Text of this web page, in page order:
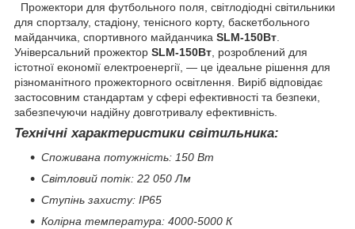
Прожектори для футбольного поля, світлодіодні світильники
для спортзалу, стадіону, тенісного корту, баскетбольного
майданчика, спортивного майданчика SLM-150Вт.
Універсальний прожектор SLM-150Вт, розроблений для
істотної економії електроенергії, — це ідеальне рішення для
різноманітного прожекторного освітлення. Виріб відповідає
застосовним стандартам у сфері ефективності та безпеки,
забезпечуючи надійну довготривалу ефективність.
Технічні характеристики світильника:
Споживана потужність: 150 Вт
Світловий потік: 22 050 Лм
Ступінь захисту: IP65
Колірна температура: 4000-5000 К